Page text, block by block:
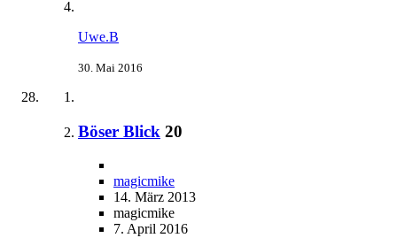
Uwe.B
30. Mai 2016
Böser Blick 20
magicmike
14. März 2013
magicmike
7. April 2016